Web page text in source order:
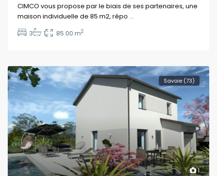
CIMCO vous propose par le biais de ses partenaires, une
maison individuelle de 85 m2, répo
3 1 85.00 m2
1
Savoie (73)